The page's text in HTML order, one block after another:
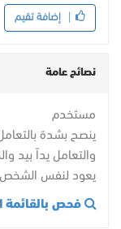
إضافة تقيم
نصائح عامة
مستخدم
ينصح بشدة
والتعامل يداً بيد
يعود لنفس الشخص
فحص بالقائمة